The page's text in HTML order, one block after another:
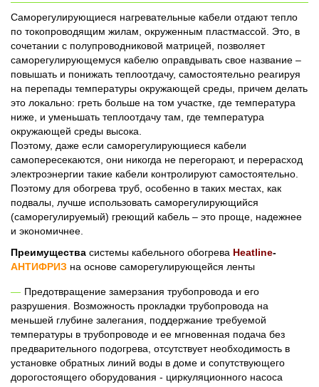
Саморегулирующиеся нагревательные кабели отдают тепло
по токопроводящим жилам, окруженным пластмассой. Это, в
сочетании с полупроводниковой матрицей, позволяет
саморегулирующемуся кабелю оправдывать свое название –
повышать и понижать теплоотдачу, самостоятельно реагируя
на перепады температуры окружающей среды, причем делать
это локально: греть больше на том участке, где температура
ниже, и уменьшать теплоотдачу там, где температура
окружающей среды высока.
Поэтому, даже если саморегулирующиеся кабели
самопересекаются, они никогда не перегорают, и перерасход
электроэнергии такие кабели контролируют самостоятельно.
Поэтому для обогрева труб, особенно в таких местах, как
подвалы, лучше использовать саморегулирующийся
(саморегулируемый) греющий кабель – это проще, надежнее
и экономичнее.
Преимущества системы кабельного обогрева Heatline-
АНТИФРИЗ на основе саморегулирующейся ленты
Предотвращение замерзания трубопровода и его
разрушения. Возможность прокладки трубопровода на
меньшей глубине залегания, поддержание требуемой
температуры в трубопроводе и ее мгновенная подача без
предварительного подогрева, отсутствует необходимость в
установке обратных линий воды в доме и сопутствующего
дорогостоящего оборудования - циркуляционного насоса